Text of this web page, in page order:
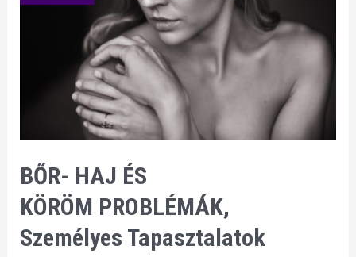
BŐR- HAJ ÉS
KÖRÖM PROBLÉMÁK,
Személyes Tapasztalatok